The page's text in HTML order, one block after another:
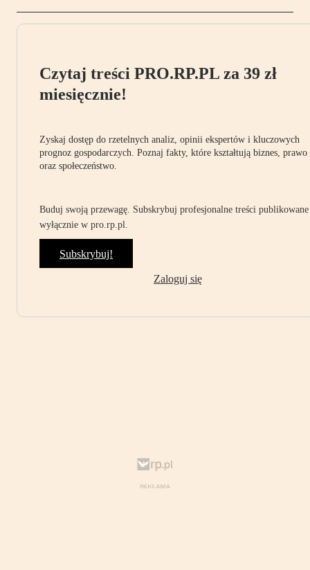
Czytaj treści PRO.RP.PL za 39 zł
miesięcznie!
Zyskaj dostęp do rzetelnych analiz, opinii ekspertów i kluczowych
prognoz gospodarczych. Poznaj fakty, które kształtują biznes, prawo
oraz społeczeństwo.
Buduj swoją przewagę. Subskrybuj profesjonalne treści publikowane
wyłącznie w pro.rp.pl.
Subskrybuj!
Zaloguj się